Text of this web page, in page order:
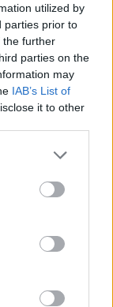
utilized by
parties prior to
the further
parties on the
may
IAB’s List of
it to other
more Google
may click to
party tags to
below Google
παράσταση «Η